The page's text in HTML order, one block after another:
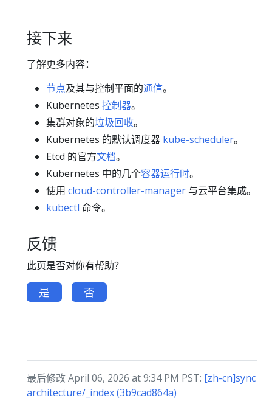
接下来
了解更多内容：
节点及其与控制平面的通信。
Kubernetes 控制器。
集群对象的垃圾回收。
Kubernetes 的默认调度器 kube-scheduler。
Etcd 的官方文档。
Kubernetes 中的几个容器运行时。
使用 cloud-controller-manager 与云平台集成。
kubectl 命令。
反馈
此页是否对你有帮助？
是 否
最后修改 April 06, 2026 at 9:34 PM PST: [zh-cn]sync
architecture/_index (3b9cad864a)